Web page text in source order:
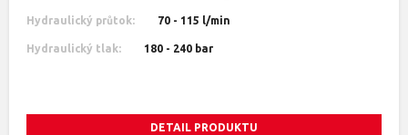
Hydraulický průtok: 70 - 115 l/min
Hydraulický tlak: 180 - 240 bar
DETAIL PRODUKTU